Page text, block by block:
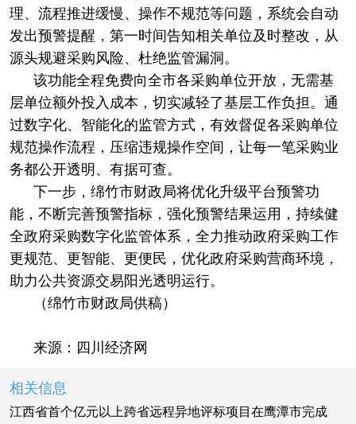
理、流程推进缓慢、操作不规范等问题，系统会自动
发出预警提醒，第一时间告知相关单位及时整改，从
源头规避采购风险、杜绝监管漏洞。
该功能全程免费向全市各采购单位开放，无需基
层单位额外投入成本，切实减轻了基层工作负担。通
过数字化、智能化的监管方式，有效督促各采购单位
规范操作流程，压缩违规操作空间，让每一笔采购业
务都公开透明、有据可查。
下一步，绵竹市财政局将优化升级平台预警功
能，不断完善预警指标，强化预警结果运用，持续健
全政府采购数字化监管体系，全力推动政府采购工作
更规范、更智能、更便民，优化政府采购营商环境，
助力公共资源交易阳光透明运行。
（绵竹市财政局供稿）
来源：四川经济网
相关信息
江西省首个亿元以上跨省远程异地评标项目在鹰潭市完成